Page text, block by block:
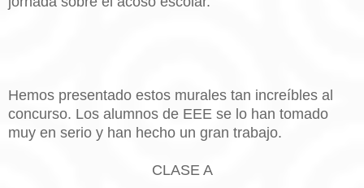
Hemos presentado estos murales tan increíbles al
concurso. Los alumnos de EEE se lo han tomado
muy en serio y han hecho un gran trabajo.
CLASE A